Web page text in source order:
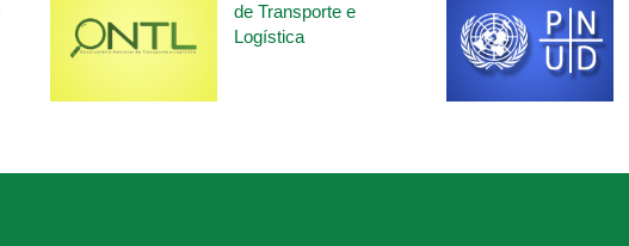
de Transporte e
Logística